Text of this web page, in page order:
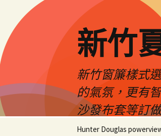
新竹
新竹窗簾樣式
的氣氛，更有
沙發布套等訂
Hunter Douglas